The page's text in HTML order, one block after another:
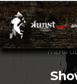
16. OKTOBER
MEHR